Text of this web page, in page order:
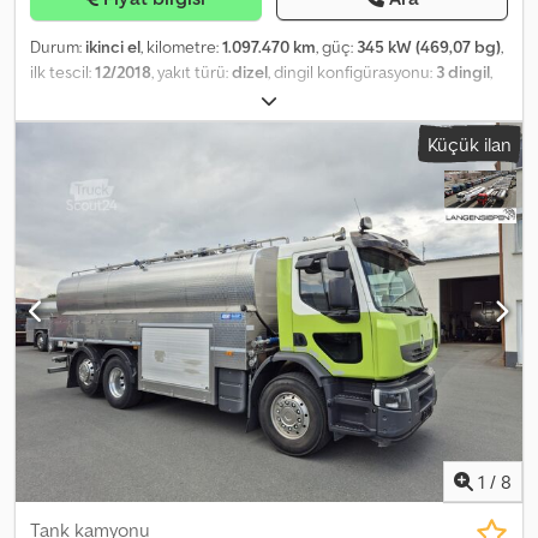
Durum: ikinci el, kilometre:1.097.470 km, güç: 345 kW (469,07 bg),
ilk tescil:12/2018, yakıt türü:dizel, dingil konfigürasyonu: 3 dingil,
, şoför kabini:
emisyon sınıfı:Euro 6, süspansiyon:hava, koltuk sayısı:2, Donanım:
ABS, araç içi bilgisayar, diferansiyel kilidi, hız sabitleyici, klima,
, Üretici: Renault - Tip/Model: T 460 Comfort
6x2 - İlk tescil: 03.12.2018 - Kilometre: 1.097.470 km - Dingil sayısı: 3 -
Emisyon sınıfı: Euro6 - Sürücü kabini: L - Sürekli fren: Retarder -
Süspansiyon: Havalı - Kaldırma dingili - Yönlendirici dingil - Frenler:
Disk - Uzunluk: 8.650 mm - Genişlik: 2.550 mm - Yükseklik: 3.180 mm
- Üst yapı imalatçısı: Schwarte - Tank malzemesi: Paslanmaz çelik -
Toplam tank hacmi: 15.000 L - Tank bölmeleri: 3 - İzoleli - CIP
temizleme Crsdpfxoy Igine Ankjf
Küçük ilan
1 / 8
Tank kamyonu